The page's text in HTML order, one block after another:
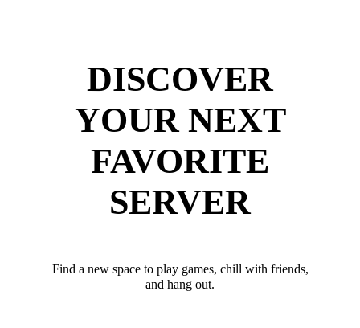
DISCOVER
YOUR NEXT
FAVORITE
SERVER
Find a new space to play games, chill with friends,
and hang out.